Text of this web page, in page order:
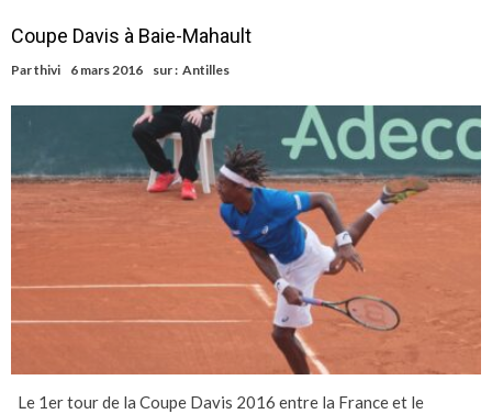
Coupe Davis à Baie-Mahault
Parthivi 6 mars 2016 sur : Antilles
Le 1er tour de la Coupe Davis 2016 entre la France et le